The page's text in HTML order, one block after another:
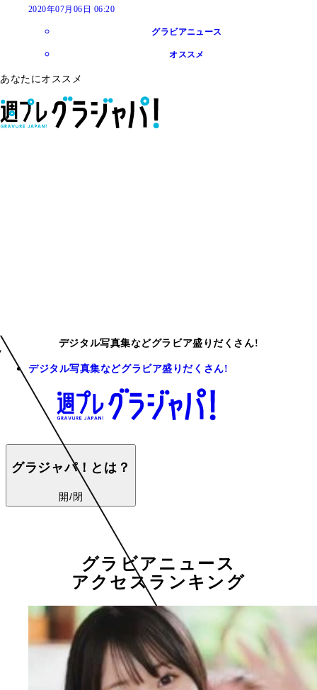
2020年07月06日 06:20
グラビアニュース
オススメ
あなたにオススメ
デジタル写真集などグラビア盛りだくさん!
デジタル写真集などグラビア盛りだくさん!
グラジャパ！とは？
開/閉
グラビアニュース
アクセスランキング